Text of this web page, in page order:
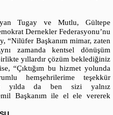
Tugay ve Mutlu, Gültepe
Dernekler Federasyonu’nu
“Nilüfer Başkanım mimar, zaten
zamanda kentsel dönüşüm
yıllardır çözüm beklediğiniz
“Çıktığım bu hizmet yolunda
hemşehrilerime teşekkür
yılda da ben sizi yalnız
Başkanım ile el ele vererek